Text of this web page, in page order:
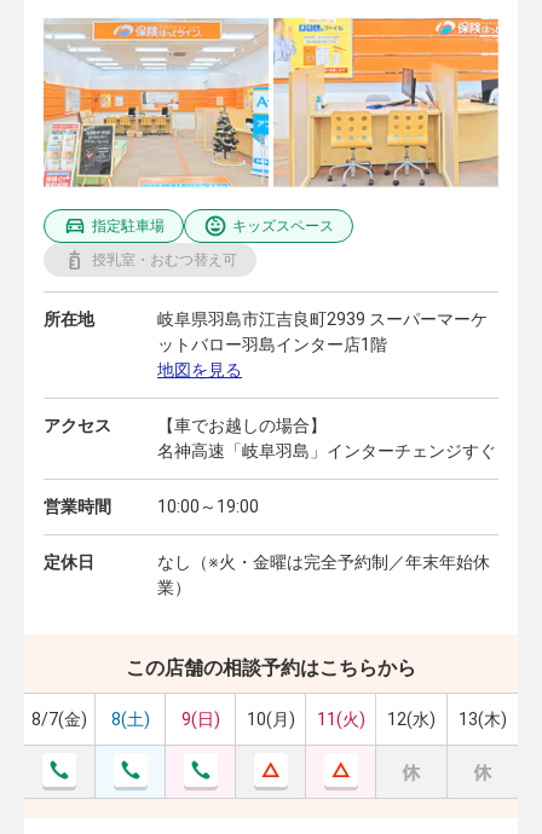
指定駐車場
キッズスペース
授乳室・おむつ替え可
所在地
岐阜県羽島市江吉良町2939 スーパーマーケ
ットバロー羽島インター店1階
地図を見る
アクセス
【車でお越しの場合】
名神高速「岐阜羽島」インターチェンジすぐ
営業時間 10:00～19:00
定休日
なし（※火・金曜は完全予約制／年末年始休
業）
この店舗の相談予約はこちらから
8/7(金) 8(土) 9(日) 10(月) 11(火) 12(水) 13(木)